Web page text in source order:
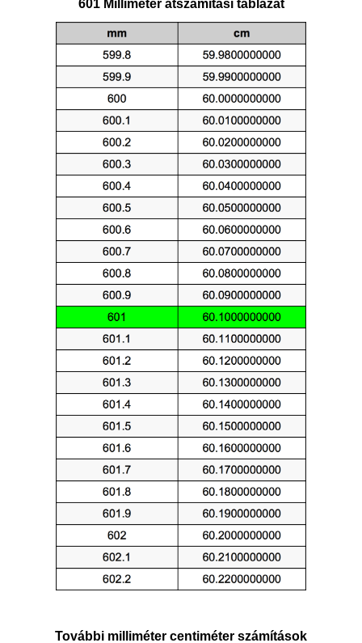
601 Milliméter átszámítási táblázat
További milliméter centiméter számítások